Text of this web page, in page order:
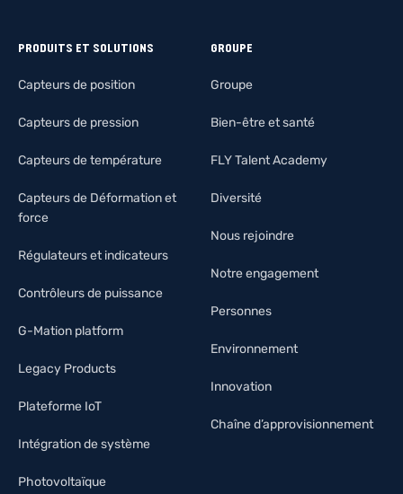
PRODUITS ET SOLUTIONS
Capteurs de position
Capteurs de pression
Capteurs de température
Capteurs de Déformation et
force
Régulateurs et indicateurs
Contrôleurs de puissance
G-Mation platform
Legacy Products
Plateforme IoT
Intégration de système
Photovoltaïque
GROUPE
Groupe
Bien-être et santé
FLY Talent Academy
Diversité
Nous rejoindre
Notre engagement
Personnes
Environnement
Innovation
Chaîne d’approvisionnement